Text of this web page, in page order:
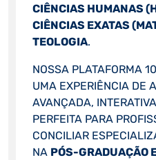
CIÊNCIAS HUMANAS
CIÊNCIAS EXATAS
TEOLOGIA.
NOSSA PLATAFORMA
UMA EXPERIÊNCIA DE
AVANÇADA,
PERFEITA PARA
CONCILIAR
NA PÓS-GRADUAÇÃO